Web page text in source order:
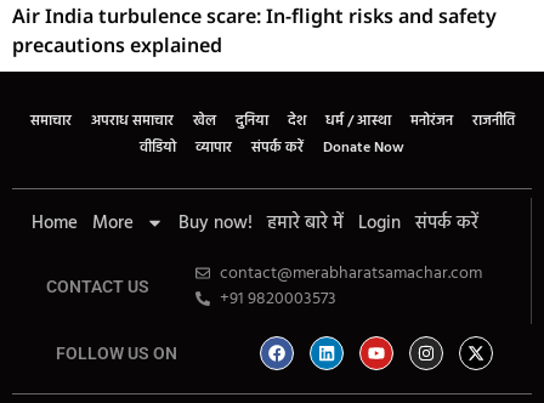
Air India turbulence scare: In-flight risks and safety
precautions explained
समाचार अपराध समाचार खेल दुनिया देश धर्म / आस्था मनोरंजन
राजनीति
वीडियो
व्यापार संपर्क करें Donate Now
Home More Buy now! हमारे बारे में Login संपर्क करें
CONTACT US
contact@merabharatsamachar.com
+91 9820003573
FOLLOW US ON